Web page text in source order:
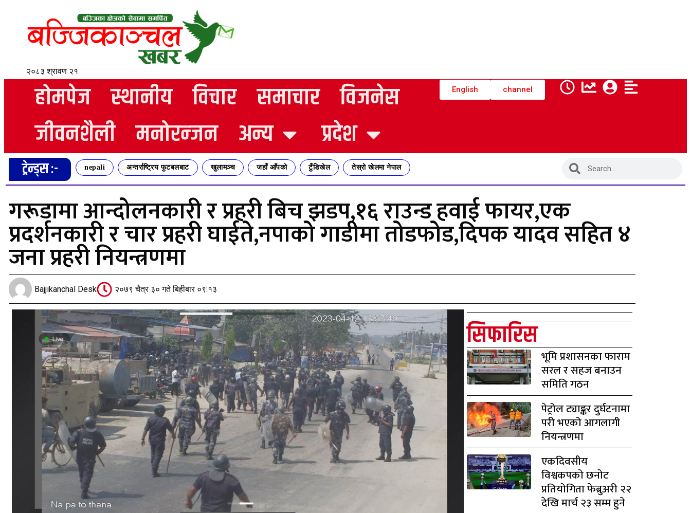
२०८३ श्रावण २१
होमपेज स्थानीय विचार समाचार विजनेस
जीवनशैली मनोरन्जन अन्य प्रदेश
English channel
ट्रेन्ड्स :- nepali अन्तर्राष्ट्रिय फुटबलबाट खुलामञ्च जहाँ आँपको टुँडिखेल तेस्रो खेलमा नेपाल
गरूडामा आन्दोलनकारी र प्रहरी बिच झडप,१६ राउन्ड हवाई फायर,एक
प्रदर्शनकारी र चार प्रहरी घाईते,नपाको गाडीमा तोडफोड,दिपक यादव सहित ४
जना प्रहरी नियन्त्रणमा
Bajjikanchal Desk २०७९ चैत्र ३० गते बिहीबार ०९:१३
सिफारिस
भूमि प्रशासनका फाराम
सरल र सहज बनाउन
समिति गठन
पेट्रोल ट्याङ्कर दुर्घटनामा
परी भएको आगलागी
नियन्त्रणमा
एकदिवसीय
विश्वकपको छनोट
प्रतियोगिता फेब्रुअरी २२
देखि मार्च २३ सम्म हुने